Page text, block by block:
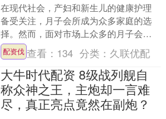
在现代社会，产妇和新生儿的健康护理
备受关注，月子会所成为众多家庭的选
择。然而，面对市场上众多的月子会
所，如何挑选到有资质、资深且诚信的
月子会所成为了许多人的困扰....
配资伐 查看： 134 分类： 久联优配
大牛时代配资 8级战列舰自
称众神之王，主炮却一言难
尽，真正亮点竟然在副炮？